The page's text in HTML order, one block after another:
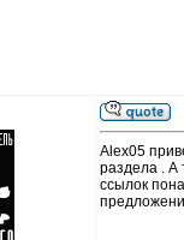
Alex05
раздела . А
ссылок